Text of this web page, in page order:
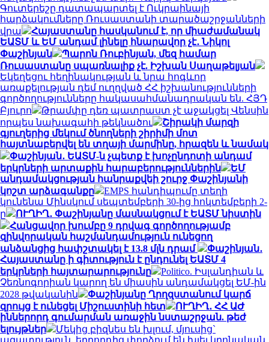
Գուտերեշը դատապարտել է Ուկրաինայի
հարձակումները Ռուսաստանի տարածաշրջանների
վրա
Հայաստանը հասկանում է, որ միաժամանակ
ԵԱՏՄ և ԵՄ անդամ լինելը հնարավոր չէ․ Նիկոլ
Փաշինյան
Պարոն Ռուբինյան, մեզ համար
Ռուսաստանը սպառնալիք չէ. Իշխան Սաղաթելյան
Եկեղեցու հեղինակության և նրա հոգևոր
առաքելության դեմ ուղղված ՀՀ իշխանությունների
գործողությունները հակասահմանադրական են. ՀՅԴ
Բյուրո
Թրամփը դեռ պատրաստ չէ աջակցել Վենսին
որպես նախագահի թեկնածու
Շիրակի մարզի
գյուղերից մեկում ծնողների շիրիմի մոտ
հայտնաբերվել են տղայի մարմինը, հրազեն և նամակ
Փաշինյան․ ԵԱՏՄ-ն չպետք է խոչընդոտի անդամ
երկրների արտաքին հարաբերություններին
ԵՄ
անդամակցության հանրաքվեի շուրջ Փաշինյանի
կոշտ արձագանքը
EMPS հանդիպումը տեղի
կունենա Մինսկում սեպտեմբերի 30-ից հոկտեմբերի 2-
ը
ՈՒՂԻՂ․ Փաշինյանը մասնակցում է ԵԱՏՄ նիստին
Հանցավոր խումբը 9 դրվագ գործողությամբ
զինվորական հաշմանդամություն ունեցող
անձանցից հափշտակել է 13.8 մլն դրամ
Փաշինյան․
Հայաստանը ի գիտություն է ընդունել ԵԱՏՄ 4
երկրների հայտարարությունը
Politico. Իսլանդիան և
Չեռնոգորիան կարող են միասին անդամակցել ԵՄ-ին
2028 թվականին
Փաշինյանը Ղրղզստանում կարճ
զրույց է ունեցել Միշուստինի հետ
ՈՒՂԻՂ․ ՀՀ ԱԺ
իններորդ գումարման առաջին նստաշրջան. թեժ
ելույթներ
Մեկից բիզնես են խլում, մյուսից`
ազատություն, երրորդից փորձում են խլել կրոնական